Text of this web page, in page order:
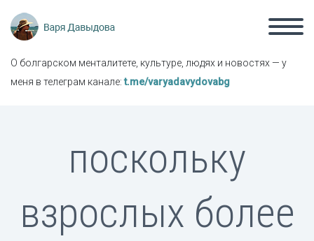
О болгарском менталитете, культуре, людях и новостях — у
меня в телеграм канале:t.me/varyadavydovabg
поскольку
взрослых более